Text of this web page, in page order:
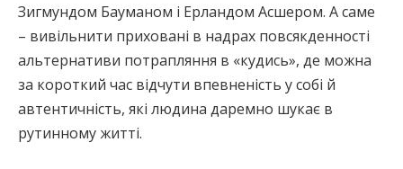
Зигмундом Бауманом і Ерландом Асшером. А саме
– вивільнити приховані в надрах повсякденності
альтернативи потрапляння в «кудись», де можна
за короткий час відчути впевненість у собі й
автентичність, які людина даремно шукає в
рутинному житті.